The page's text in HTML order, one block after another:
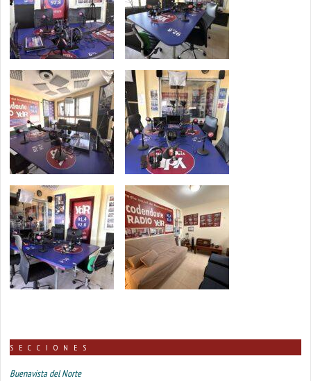
SECCIONES
Buenavista del Norte